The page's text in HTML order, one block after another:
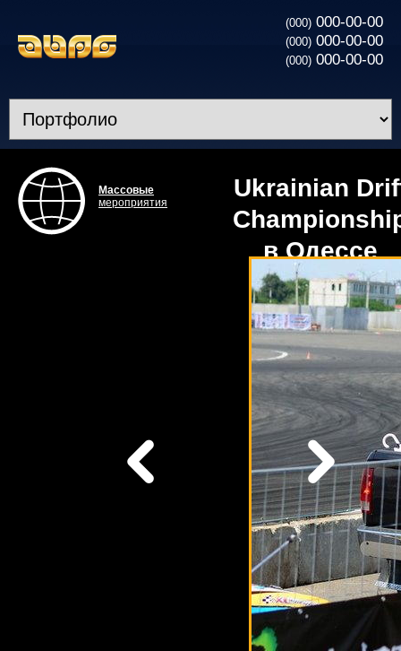
(000) 000-00-00
(000) 000-00-00
(000) 000-00-00
Массовые
мероприятия
Ukrainian
в Одессе
2013